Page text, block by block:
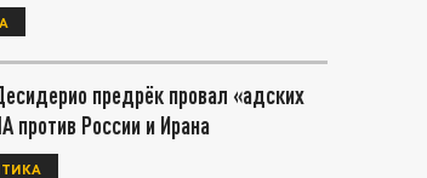
предрёк провал «адских
против России и Ирана